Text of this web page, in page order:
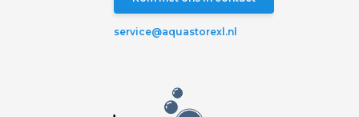
service@aquastorexl.nl